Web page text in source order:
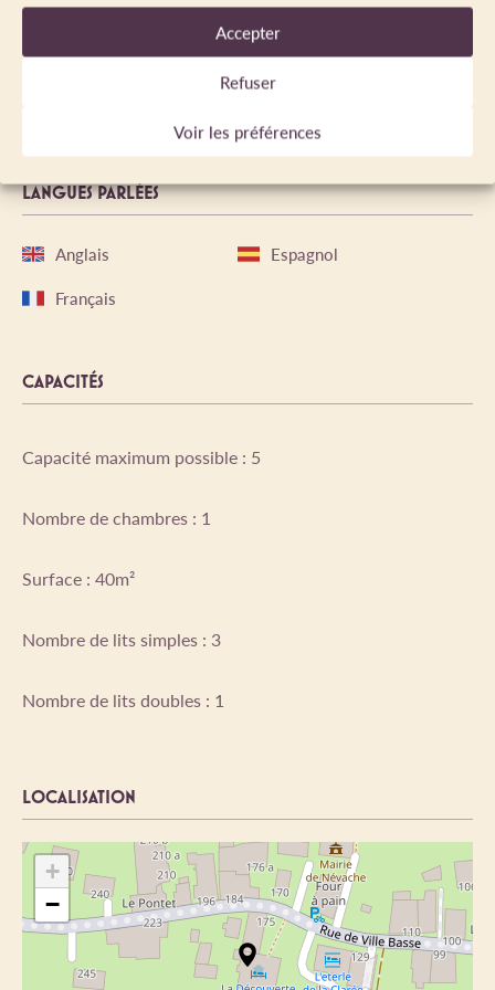
Accepter
Refuser
Voir les préférences
Chèque
Espèces
LANGUES PARLÉES
Anglais
Espagnol
Français
CAPACITÉS
Capacité maximum possible : 5
Nombre de chambres : 1
Surface : 40m²
Nombre de lits simples : 3
Nombre de lits doubles : 1
LOCALISATION
+
−